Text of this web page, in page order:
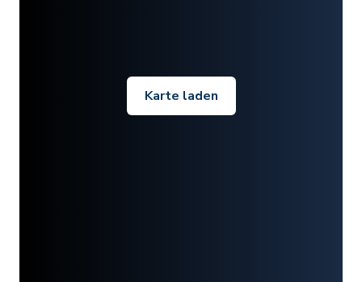
Karte laden